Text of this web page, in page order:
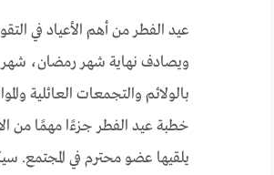
عيد الفطر من أهم الأعياد في
ويصادف نهاية شهر رمضان، شهر
بالولائم والتجمعات العائلية
خطبة عيد الفطر جزءًا مهمًا من
يلقيها عضو محترم في المجتمع.